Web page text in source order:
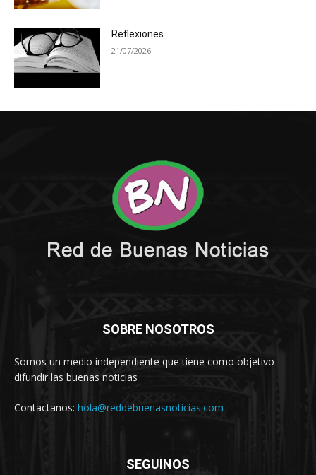
Reflexiones
21/07/2026
SOBRE NOSOTROS
Somos un medio independiente que tiene como objetivo
difundir las buenas noticias
Contactanos: hola@reddebuenasnoticias.com
SEGUINOS